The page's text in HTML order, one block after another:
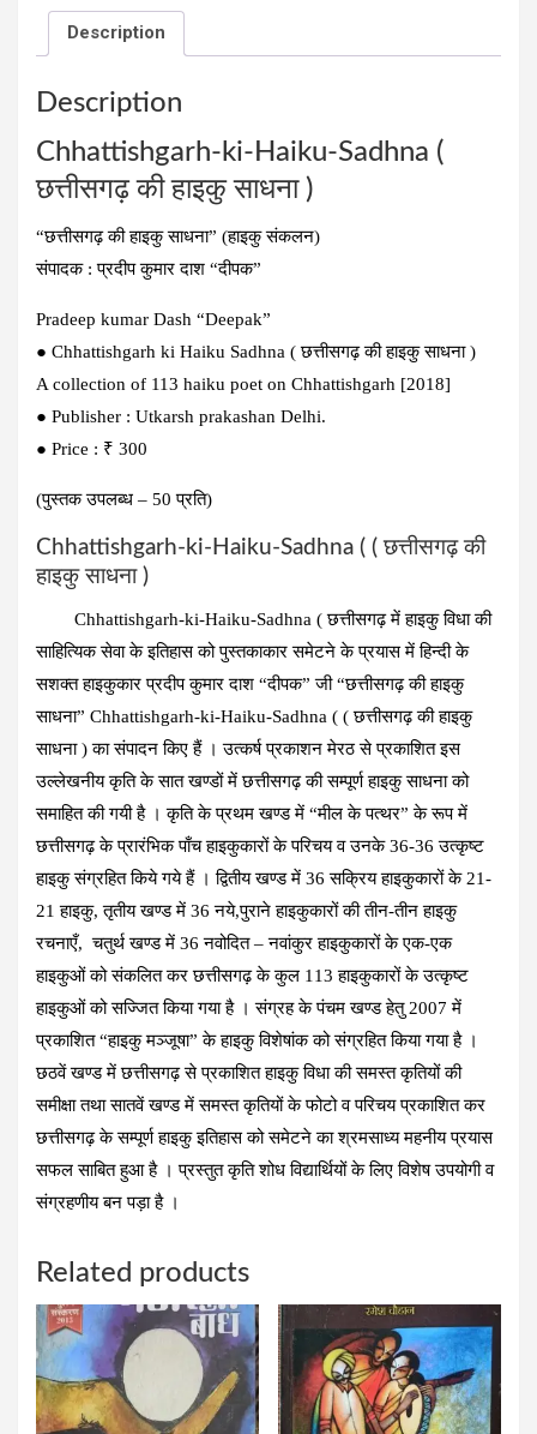
साधना
quantity
ce
o
o
k
tt ke
dI
n
n
er
s
p
p
Description
Description
Chhattishgarh-ki-Haiku-Sadhna (
छत्तीसगढ़ की हाइकु साधना )
“छत्तीसगढ़ की हाइकु साधना” (हाइकु संकलन)
संपादक : प्रदीप कुमार दाश “दीपक”
Pradeep kumar Dash “Deepak”
● Chhattishgarh ki Haiku Sadhna ( छत्तीसगढ़ की हाइकु साधना )
A collection of 113 haiku poet on Chhattishgarh [2018]
● Publisher : Utkarsh prakashan Delhi.
● Price : ₹ 300
(पुस्तक उपलब्ध – 50 प्रति)
Chhattishgarh-ki-Haiku-Sadhna ( ( छत्तीसगढ़ की
हाइकु साधना )
Chhattishgarh-ki-Haiku-Sadhna ( छत्तीसगढ़ में हाइकु विधा की
साहित्यिक सेवा के इतिहास को पुस्तकाकार समेटने के प्रयास में हिन्दी के
सशक्त हाइकुकार प्रदीप कुमार दाश “दीपक” जी “छत्तीसगढ़ की हाइकु
साधना” Chhattishgarh-ki-Haiku-Sadhna ( ( छत्तीसगढ़ की हाइकु
साधना ) का संपादन किए हैं । उत्कर्ष प्रकाशन मेरठ से प्रकाशित इस
उल्लेखनीय कृति के सात खण्डों में छत्तीसगढ़ की सम्पूर्ण हाइकु साधना को
समाहित की गयी है । कृति के प्रथम खण्ड में “मील के पत्थर” के रूप में
छत्तीसगढ़ के प्रारंभिक पाँच हाइकुकारों के परिचय व उनके 36-36 उत्कृष्ट
हाइकु संग्रहित किये गये हैं । द्वितीय खण्ड में 36 सक्रिय हाइकुकारों के 21-
21 हाइकु, तृतीय खण्ड में 36 नये,पुराने हाइकुकारों की तीन-तीन हाइकु
रचनाएँ, चतुर्थ खण्ड में 36 नवोदित – नवांकुर हाइकुकारों के एक-एक
हाइकुओं को संकलित कर छत्तीसगढ़ के कुल 113 हाइकुकारों के उत्कृष्ट
हाइकुओं को सज्जित किया गया है । संग्रह के पंचम खण्ड हेतु 2007 में
प्रकाशित “हाइकु मञ्जूषा” के हाइकु विशेषांक को संग्रहित किया गया है ।
छठवें खण्ड में छत्तीसगढ़ से प्रकाशित हाइकु विधा की समस्त कृतियों की
समीक्षा तथा सातवें खण्ड में समस्त कृतियों के फोटो व परिचय प्रकाशित कर
छत्तीसगढ़ के सम्पूर्ण हाइकु इतिहास को समेटने का श्रमसाध्य महनीय प्रयास
सफल साबित हुआ है । प्रस्तुत कृति शोध विद्यार्थियों के लिए विशेष उपयोगी व
संग्रहणीय बन पड़ा है ।
Related products